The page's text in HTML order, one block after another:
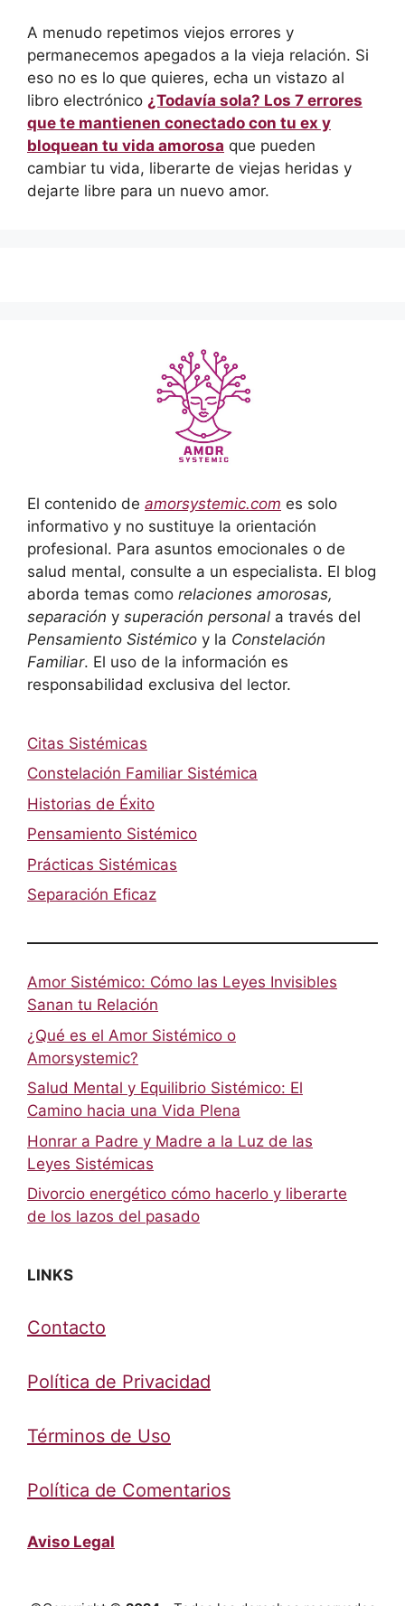
A menudo repetimos viejos errores y
permanecemos apegados a la vieja relación. Si
eso no es lo que quieres, echa un vistazo al
libro electrónico ¿Todavía sola? Los 7 errores
que te mantienen conectado con tu ex y
bloquean tu vida amorosa que pueden
cambiar tu vida, liberarte de viejas heridas y
dejarte libre para un nuevo amor.
El contenido de amorsystemic.com es solo
informativo y no sustituye la orientación
profesional. Para asuntos emocionales o de
salud mental, consulte a un especialista. El blog
aborda temas como relaciones amorosas,
separación y superación personal a través del
Pensamiento Sistémico y la Constelación
Familiar. El uso de la información es
responsabilidad exclusiva del lector.
Citas Sistémicas
Constelación Familiar Sistémica
Historias de Éxito
Pensamiento Sistémico
Prácticas Sistémicas
Separación Eficaz
Amor Sistémico: Cómo las Leyes Invisibles
Sanan tu Relación
¿Qué es el Amor Sistémico o
Amorsystemic?
Salud Mental y Equilibrio Sistémico: El
Camino hacia una Vida Plena
Honrar a Padre y Madre a la Luz de las
Leyes Sistémicas
Divorcio energético cómo hacerlo y liberarte
de los lazos del pasado
LINKS
Contacto
Política de Privacidad
Términos de Uso
Política de Comentarios
Aviso Legal